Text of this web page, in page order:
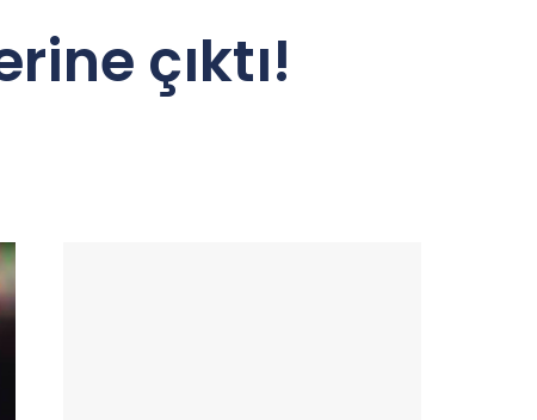
çıktı!